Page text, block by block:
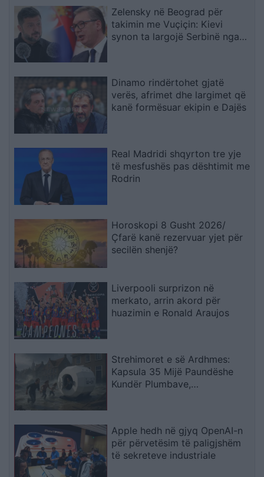
Zelensky në Beograd për
takimin me Vuçiçin: Kievi
synon ta largojë Serbinë nga
Dinamo rindërtohet gjatë
verës, afrimet dhe largimet që
kanë formësuar ekipin e Dajës
Real Madridi shqyrton tre yje
të mesfushës pas dështimit me
Rodrin
Horoskopi 8 Gusht 2026/
Çfarë kanë rezervuar yjet për
secilën shenjë?
Liverpooli surprizon në
merkato, arrin akord për
huazimin e Ronald Araujos
Strehimoret e së Ardhmes:
Kapsula 35 Mijë Paundëshe
Kundër Plumbave,
Apple hedh në gjyq OpenAI-n
për përvetësim të paligjshëm
të sekreteve industriale